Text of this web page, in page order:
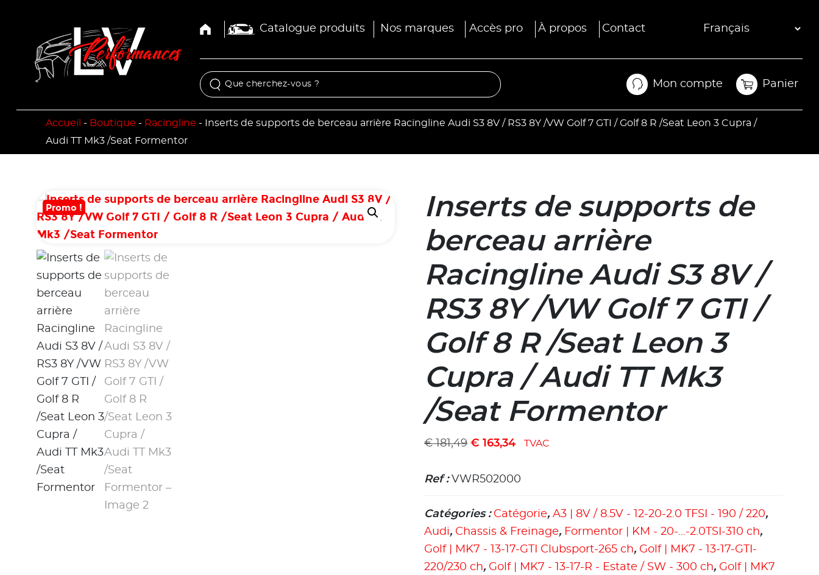
Catalogue produits Nos marques Accès pro À propos Contact
Mon compte
Mon compte
Panier
Panier
Accueil - Boutique - Racingline - Inserts de supports de berceau arrière Racingline Audi S3 8V / RS3 8Y /VW Golf 7 GTI / Golf 8 R /Seat Leon 3 Cupra /
Audi TT Mk3 /Seat Formentor
Promo !
Inserts de supports de
berceau arrière
Racingline Audi S3 8V /
RS3 8Y /VW Golf 7 GTI /
Golf 8 R /Seat Leon 3
Cupra / Audi TT Mk3
/Seat Formentor
€181,49 € 163,34 TVAC
Ref :VWR502000
Catégories : Catégorie,A3 | 8V / 8.5V - 12-20-2.0 TFSI - 190 / 220,
Audi, Chassis & Freinage, Formentor | KM - 20-...-2.0TSI-310 ch,
Golf | MK7 - 13-17-GTI Clubsport-265 ch, Golf | MK7 - 13-17-GTI-
220/230 ch, Golf | MK7 - 13-17-R - Estate / SW - 300 ch, Golf | MK7